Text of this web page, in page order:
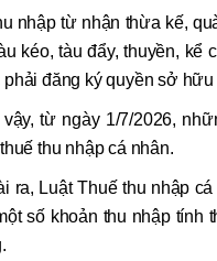
nhập từ nhận thừa kế,
kéo, tàu đẩy, thuyền, kể
phải đăng ký quyền sở
từ ngày 1/7/2026,
thu nhập cá nhân.
ra, Luật Thuế thu nhập
số khoản thu nhập tính